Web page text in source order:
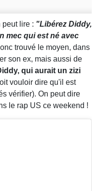
peut lire : "Libérez Diddy,
mec qui est né avec
trouvé le moyen, dans
son ex, mais aussi de
qui aurait un zizi
vouloir dire qu'il est
vérifier). On peut dire
le rap US ce weekend !